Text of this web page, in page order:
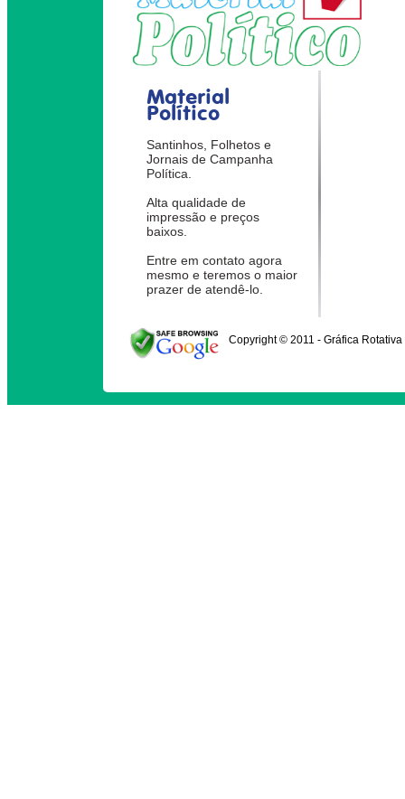
Material
Político
Santinhos, Folhetos e
Jornais de Campanha
Política.
Alta qualidade de
impressão e preços
baixos.
Entre em contato agora
mesmo e teremos o maior
prazer de atendê-lo.
Copyright © 2011 - Gráfica